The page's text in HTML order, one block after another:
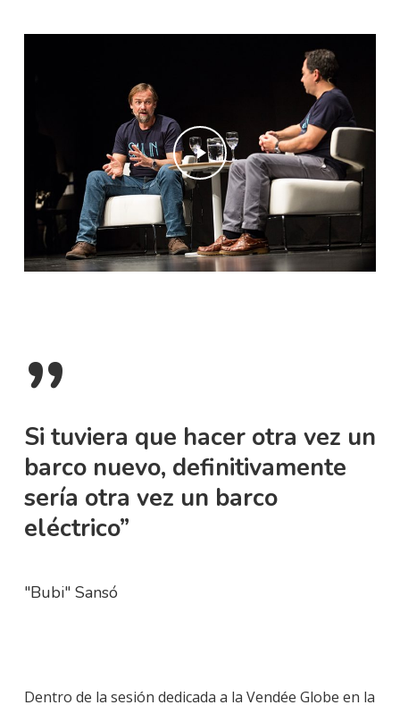
Play Video
Play Video
”
Si tuviera que hacer otra vez un
barco nuevo, definitivamente
sería otra vez un barco
eléctrico”
"Bubi" Sansó
Dentro de la sesión dedicada a la Vendée Globe en la